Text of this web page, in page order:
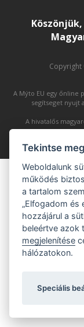
Copyright
A Mýto EU egy őnline
segítseget nyujt
A hivatalős
Tekintse
Weboldalunk
működés
a tartalom
„Elfogadom és
hozzájárul a
beleértve
megjelenítése
hálózatokon.
Speciális